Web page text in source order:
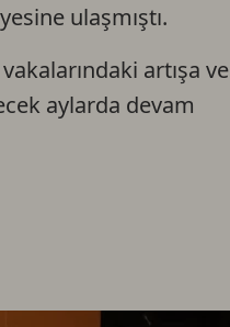
ulaşmıştı.
artışa ve
aylarda devam